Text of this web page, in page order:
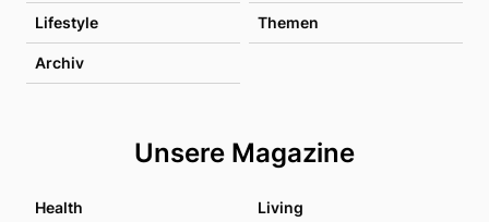
Lifestyle Themen
Archiv
Unsere Magazine
Health Living